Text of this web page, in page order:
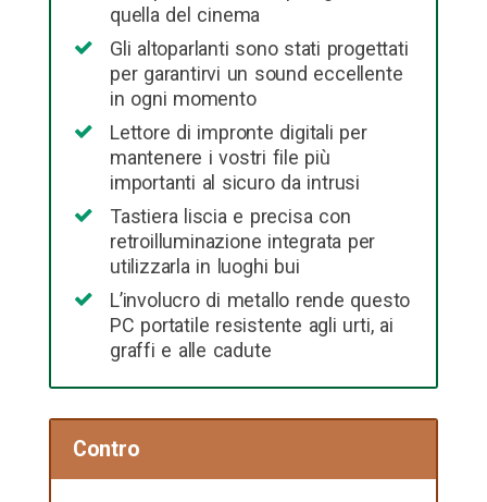
quella del cinema
Gli altoparlanti sono stati progettati
per garantirvi un sound eccellente
in ogni momento
Lettore di impronte digitali per
mantenere i vostri file più
importanti al sicuro da intrusi
Tastiera liscia e precisa con
retroilluminazione integrata per
utilizzarla in luoghi bui
L’involucro di metallo rende questo
PC portatile resistente agli urti, ai
graffi e alle cadute
Contro